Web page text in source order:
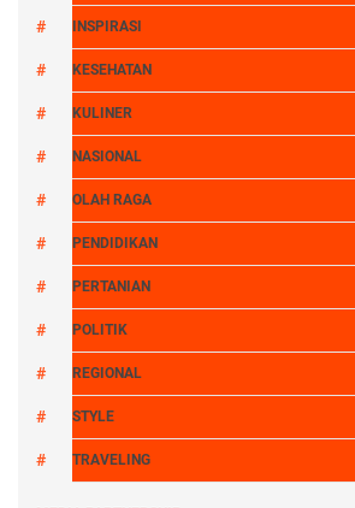
INSPIRASI
KESEHATAN
KULINER
NASIONAL
OLAH RAGA
PENDIDIKAN
PERTANIAN
POLITIK
REGIONAL
STYLE
TRAVELING